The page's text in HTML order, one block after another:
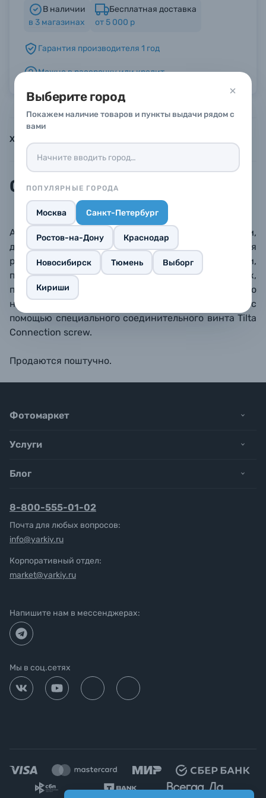
Выберите город
Покажем наличие товаров и пункты выдачи рядом с
вами
ПОПУЛЯРНЫЕ ГОРОДА
Москва Санкт-Петербург
Ростов-на-Дону Краснодар
Новосибирск Тюмень Выборг
Кириши
Уценённые товары
В наличии
в 3 магазинах
Бесплатная доставка
от 5 000 р
Гарантия производителя 1 год
Можно в рассрочку или кредит
Характеристики
Описание
Алюминиевая направляющая диаметром 15 мм,
длина 10 см. Используется для крепления
различных аксессуаров: моторов фокусировки,
подставок для объективов, компендиумов, рукояток,
плечевых упоров и так далее. Несколько
направляющих можно соединить друг с другом с
помощью специального соединительного винта Tilta
Connection screw.
​Продаются поштучно.
Фотомаркет
Услуги
Блог
8-800-555-01-02
Почта для любых вопросов:
info@yarkiy.ru
Корпоративный отдел:
market@yarkiy.ru
Напишите нам в мессенджерах:
Мы в соц.сетях